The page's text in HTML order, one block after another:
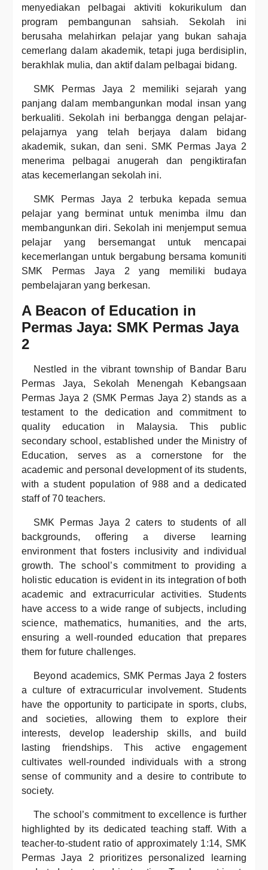
menyediakan pelbagai aktiviti kokurikulum dan
program pembangunan sahsiah. Sekolah ini
berusaha melahirkan pelajar yang bukan sahaja
cemerlang dalam akademik, tetapi juga berdisiplin,
berakhlak mulia, dan aktif dalam pelbagai bidang.
SMK Permas Jaya 2 memiliki sejarah yang
panjang dalam membangunkan modal insan yang
berkualiti. Sekolah ini berbangga dengan pelajar-
pelajarnya yang telah berjaya dalam bidang
akademik, sukan, dan seni. SMK Permas Jaya 2
menerima pelbagai anugerah dan pengiktirafan
atas kecemerlangan sekolah ini.
SMK Permas Jaya 2 terbuka kepada semua
pelajar yang berminat untuk menimba ilmu dan
membangunkan diri. Sekolah ini menjemput semua
pelajar yang bersemangat untuk mencapai
kecemerlangan untuk bergabung bersama komuniti
SMK Permas Jaya 2 yang memiliki budaya
pembelajaran yang berkesan.
A Beacon of Education in
Permas Jaya: SMK Permas Jaya
2
Nestled in the vibrant township of Bandar Baru
Permas Jaya, Sekolah Menengah Kebangsaan
Permas Jaya 2 (SMK Permas Jaya 2) stands as a
testament to the dedication and commitment to
quality education in Malaysia. This public
secondary school, established under the Ministry of
Education, serves as a cornerstone for the
academic and personal development of its students,
with a student population of 988 and a dedicated
staff of 70 teachers.
SMK Permas Jaya 2 caters to students of all
backgrounds, offering a diverse learning
environment that fosters inclusivity and individual
growth. The school’s commitment to providing a
holistic education is evident in its integration of both
academic and extracurricular activities. Students
have access to a wide range of subjects, including
science, mathematics, humanities, and the arts,
ensuring a well-rounded education that prepares
them for future challenges.
Beyond academics, SMK Permas Jaya 2 fosters
a culture of extracurricular involvement. Students
have the opportunity to participate in sports, clubs,
and societies, allowing them to explore their
interests, develop leadership skills, and build
lasting friendships. This active engagement
cultivates well-rounded individuals with a strong
sense of community and a desire to contribute to
society.
The school’s commitment to excellence is further
highlighted by its dedicated teaching staff. With a
teacher-to-student ratio of approximately 1:14, SMK
Permas Jaya 2 prioritizes personalized learning